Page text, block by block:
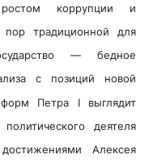
коррупции и
традиционной для
— бедное
с позиций новой
Петра I выглядит
деятеля
Алексея